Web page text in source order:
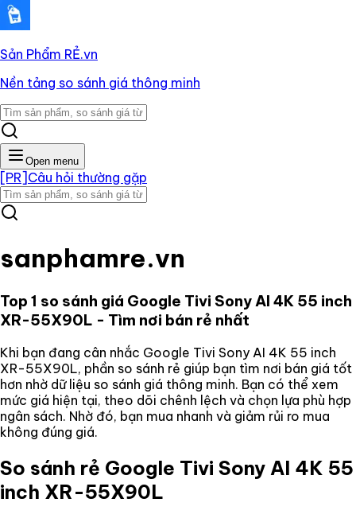
Sản Phẩm RẺ.vn
Nền tảng so sánh giá thông minh
Open menu
[PR] Câu hỏi thường gặp
sanphamre.vn
Top 1 so sánh giá Google Tivi Sony AI 4K 55 inch
XR-55X90L - Tìm nơi bán rẻ nhất
Khi bạn đang cân nhắc Google Tivi Sony AI 4K 55 inch
XR-55X90L, phần so sánh rẻ giúp bạn tìm nơi bán giá tốt
hơn nhờ dữ liệu so sánh giá thông minh. Bạn có thể xem
mức giá hiện tại, theo dõi chênh lệch và chọn lựa phù hợp
ngân sách. Nhờ đó, bạn mua nhanh và giảm rủi ro mua
không đúng giá.
So sánh rẻ Google Tivi Sony AI 4K 55
inch XR-55X90L